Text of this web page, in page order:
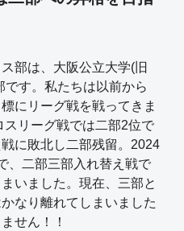
部は、大阪公立大学(旧
す。私たちは以前から
にリーグ戦を戦ってきま
スリーグ戦では二部2位で
に敗北し二部残留。2024
、二部三部入れ替え戦で
いました。現在、三部と
なり離れてしまいました
せん！！